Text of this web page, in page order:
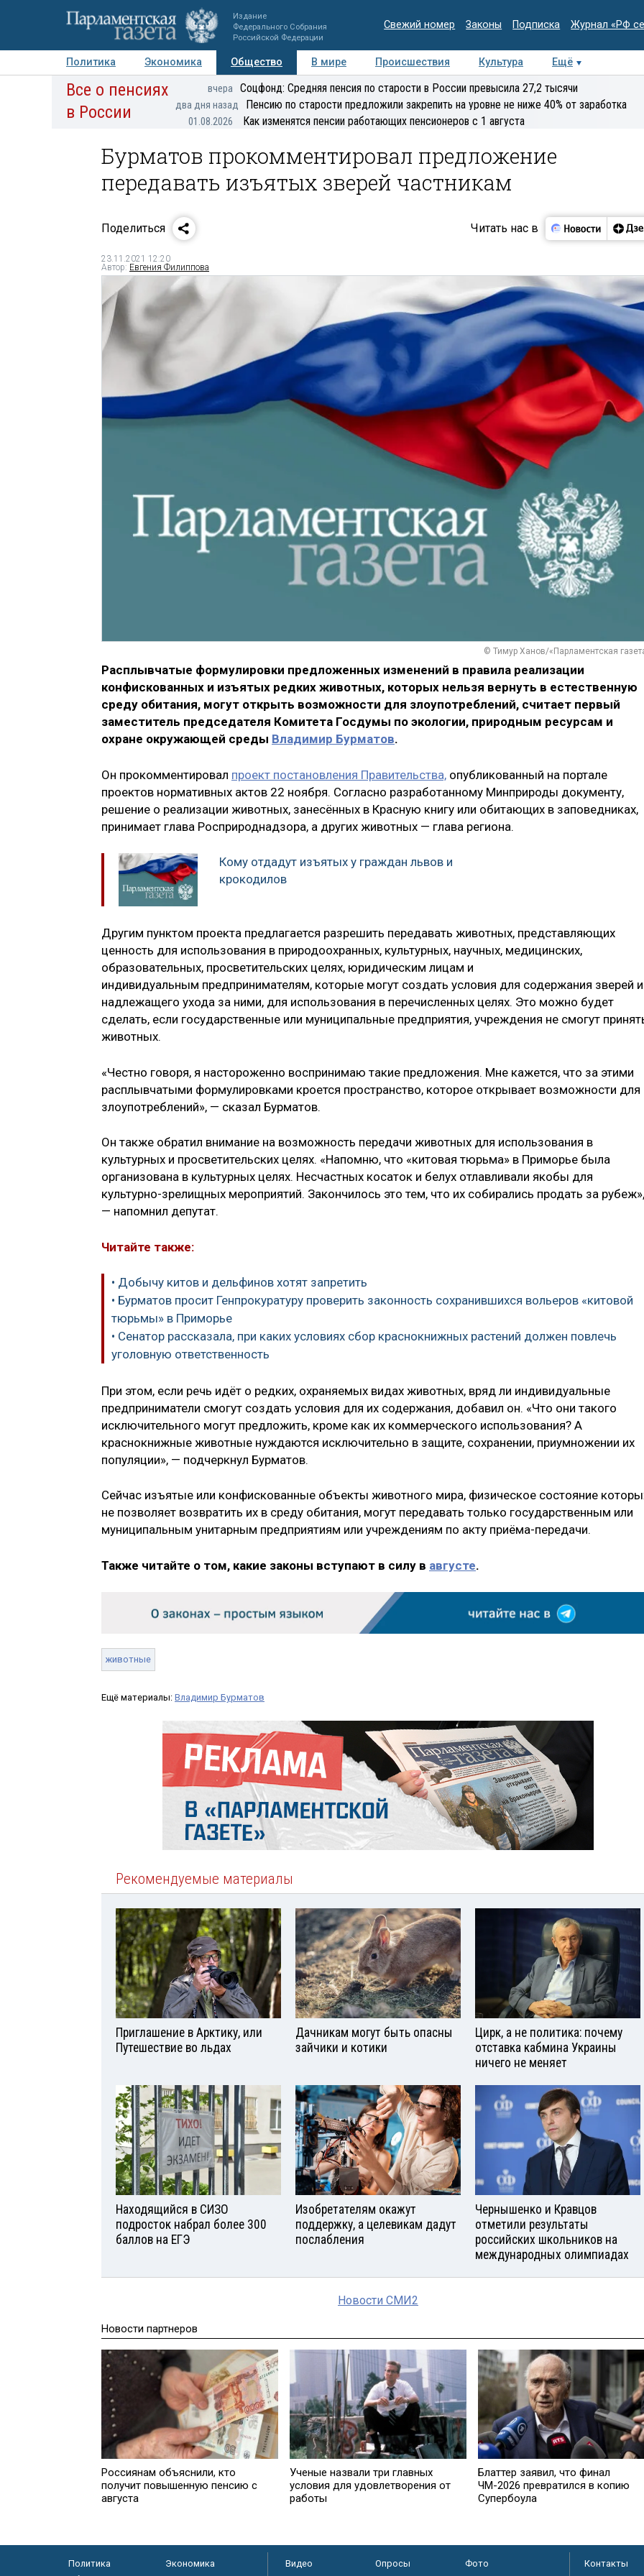
Издание
Федерального Собрания
Российской Федерации
Свежий номер Законы Подписка Журнал «РФ
Политика Экономика Общество В мире Происшествия Культура
Ещё
Авторы Персоны Мнения Регионы Медиацентр Интервью Колумнисты
Все о пенсиях
в России
вчера Соцфонд: Средняя пенсия по старости в России превысила 27,2 тысячи
два дня назад Пенсию по старости предложили закрепить на уровне не ниже 40% от заработка
01.08.2026 Как изменятся пенсии работающих пенсионеров с 1 августа
Бурматов прокомментировал предложение
передавать изъятых зверей частникам
Поделиться Читать нас в
23.11.2021 12:20
Автор: Евгения Филиппова
© Тимур Ханов/«Парламентская
Расплывчатые формулировки предложенных изменений в правила реализации
конфискованных и изъятых редких животных, которых нельзя вернуть в естественную
среду обитания, могут открыть возможности для злоупотреблений, считает первый
заместитель председателя Комитета Госдумы по экологии, природным ресурсам и
охране окружающей среды Владимир Бурматов.
Он прокомментировал проект постановления Правительства, опубликованный на портале
проектов нормативных актов 22 ноября. Согласно разработанному Минприроды документу,
решение о реализации животных, занесённых в Красную книгу или обитающих в заповедниках,
принимает глава Росприроднадзора, а других животных — глава региона.
Кому отдадут изъятых у граждан львов и
крокодилов
Другим пунктом проекта предлагается разрешить передавать животных, представляющих
ценность для использования в природоохранных, культурных, научных, медицинских,
образовательных, просветительских целях, юридическим лицам и
индивидуальным предпринимателям, которые могут создать условия для содержания зверей и
надлежащего ухода за ними, для использования в перечисленных целях. Это можно будет
сделать, если государственные или муниципальные предприятия, учреждения не смогут
животных.
«Честно говоря, я настороженно воспринимаю такие предложения. Мне кажется, что за этими
расплывчатыми формулировками кроется пространство, которое открывает возможности для
злоупотреблений», — сказал Бурматов.
Он также обратил внимание на возможность передачи животных для использования в
культурных и просветительских целях. «Напомню, что «китовая тюрьма» в Приморье была
организована в культурных целях. Несчастных косаток и белух отлавливали якобы для
культурно-зрелищных мероприятий. Закончилось это тем, что их собирались продать за рубеж»,
— напомнил депутат.
Читайте также:
• Добычу китов и дельфинов хотят запретить
• Бурматов просит Генпрокуратуру проверить законность сохранившихся вольеров «китовой
тюрьмы» в Приморье
• Сенатор рассказала, при каких условиях сбор краснокнижных растений должен повлечь
уголовную ответственность
При этом, если речь идёт о редких, охраняемых видах животных, вряд ли индивидуальные
предприниматели смогут создать условия для их содержания, добавил он. «Что они такого
исключительного могут предложить, кроме как их коммерческого использования? А
краснокнижные животные нуждаются исключительно в защите, сохранении, приумножении их
популяции», — подчеркнул Бурматов.
Сейчас изъятые или конфискованные объекты животного мира, физическое состояние
не позволяет возвратить их в среду обитания, могут передавать только государственным или
муниципальным унитарным предприятиям или учреждениям по акту приёма-передачи.
Также читайте о том, какие законы вступают в силу в августе.
животные
Ещё материалы: Владимир Бурматов
Рекомендуемые материалы
Приглашение в Арктику, или
Путешествие во льдах
Дачникам могут быть опасны
зайчики и котики
Цирк, а не политика: почему
отставка кабмина Украины
ничего не меняет
Находящийся в СИЗО
подросток набрал более 300
баллов на ЕГЭ
Изобретателям окажут
поддержку, а целевикам дадут
послабления
Чернышенко и Кравцов
отметили результаты
российских школьников на
международных олимпиадах
Новости СМИ2
Новости партнеров
Россиянам объяснили, кто
получит повышенную пенсию с
августа
Ученые назвали три главных
условия для удовлетворения от
работы
Блаттер заявил, что финал
ЧМ-2026 превратился в копию
Супербоула
Политика
Экономика
Видео Опросы
Фото
Контакты